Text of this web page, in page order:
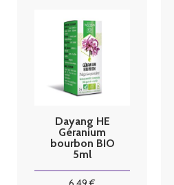
Dayang HE
Géranium
bourbon BIO
5ml